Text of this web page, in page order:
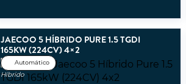
JAECOO 5 HÍBRIDO PURE 1.5 TGDI
165KW (224CV) 4×2
Automático
Híbrido